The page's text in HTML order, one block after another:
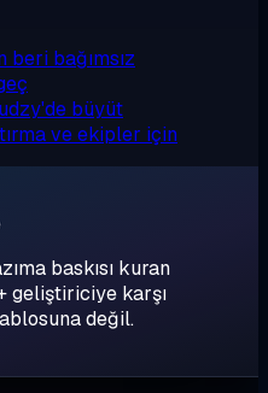
beri bağımsız
büyüt
ve ekipler için
baskısı kuran
geliştiriciye karşı
değil.